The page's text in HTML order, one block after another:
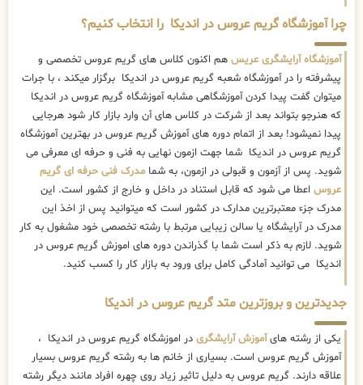
چرا آموزشگاه گریم عروس در اندیکا را انتخاب کنیم؟
آموزشگاه آرایشگری عریس هم اکنون کلاس های گریم عروس تخصصی و
پیشرفته را در آموزشگاه شعبه گریم عروس در اندیکا برگزار میکند ، با جرات
میتوان گفت پیدا کردن آموزشگاهی مشابه آموزشگاه گریم عروس در اندیکا
که هنرجو بتواند بعد از شرکت در کلاس های آن وارد بازار کار شود هرجایی
پیدا نمیشود! بعد از اتمام دوره های آموزش گریم عروس در بهترین آموزشگاه
گریم عروس در اندیکا شما جهت ازمون نهایی به فنی و حرفه ای معرفی می
شوید. پس از آزمون و قبولی در ازمون، به شما مدرک فنی حرفه ای گریم
عروس اعطا می شود که قابل استناد در داخل و خارج از کشور است. این
مدرک جزء معتبرترین مدارک در کشور است که میتوانید پس از اخذ این
مدرک در آرایشگاه یا سالن زیبایی مرتبط با رشته تخصصی خود مشغول به کار
شوید. لازم به ذکر است شما با گذراندن دوره های اموزش گریم عروس در
اندیکا می توانید آمادگی کامل برای ورود به بازار کار را کسب کنید.
جدیدترین و بروزترین متد گریم عروس در اندیکا
یکی از رشته هایآموزش آرایشگری در اموزشگاه گریم عروس در اندیکا ،
آموزش گریم عروس است. بسیاری از خانم ها به رشته گریم عروس بسیار
علاقه دارند. گریم عروس به دلیل تاثیر زیاد روی چهره افراد مانند دیگر رشته